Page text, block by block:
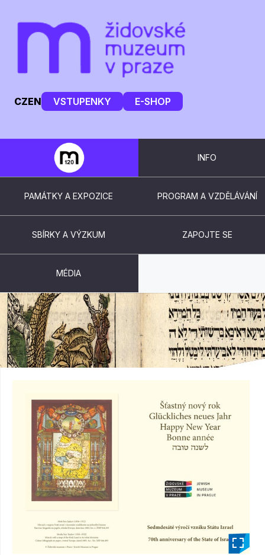
CZEN VSTUPENKY E-SHOP
INFO
PAMÁTKY A EXPOZICE PROGRAM A VZDĚLÁVÁNÍ
SBÍRKY A VÝZKUM ZAPOJTE SE
MÉDIA
NOVOROČENKA DO OBÁLKY